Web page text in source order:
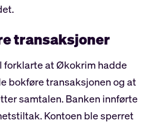
transaksjoner
forklarte at Økokrim hadde
bokføre transaksjonen og at
samtalen. Banken innførte
Kontoen ble sperret